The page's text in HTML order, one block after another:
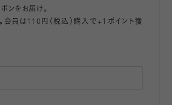
ンをお届け。
会員は110円（税込）購入で+1ポイント獲